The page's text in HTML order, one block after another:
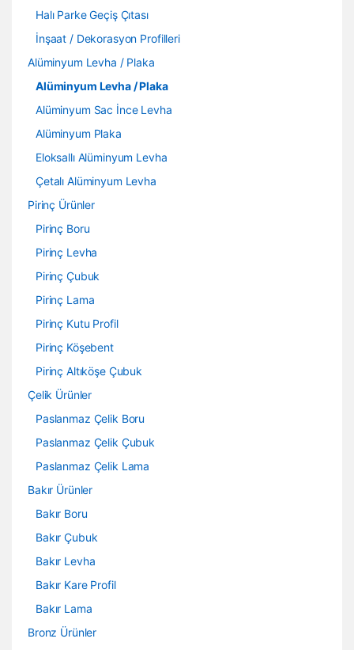
Halı Parke Geçiş Çıtası
İnşaat / Dekorasyon Profilleri
Alüminyum Levha / Plaka
Alüminyum Levha / Plaka
Alüminyum Sac İnce Levha
Alüminyum Plaka
Eloksallı Alüminyum Levha
Çetalı Alüminyum Levha
Pirinç Ürünler
Pirinç Boru
Pirinç Levha
Pirinç Çubuk
Pirinç Lama
Pirinç Kutu Profil
Pirinç Köşebent
Pirinç Altıköşe Çubuk
Çelik Ürünler
Paslanmaz Çelik Boru
Paslanmaz Çelik Çubuk
Paslanmaz Çelik Lama
Bakır Ürünler
Bakır Boru
Bakır Çubuk
Bakır Levha
Bakır Kare Profil
Bakır Lama
Bronz Ürünler